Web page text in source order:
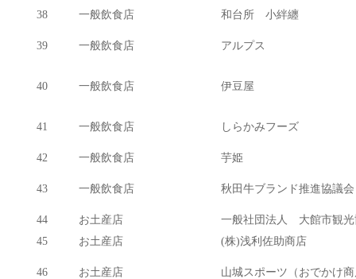
38
一般飲食店 和台所 小絆纏
39 一般飲食店 アルプス
40 一般飲食店 伊豆屋
41 一般飲食店 しらかみフーズ
42 一般飲食店 芋姫
43 一般飲食店 秋田牛ブランド推進協議会
44 お土産店
一般社団法人 大館市観光
45
お土産店 (株)浅利佐助商店
46 お土産店 山城スポーツ（おでかけ